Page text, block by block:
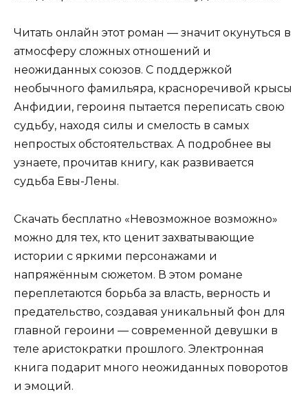
Читать онлайн этот роман — значит окунуться в
атмосферу сложных отношений и
неожиданных союзов. С поддержкой
необычного фамильяра, красноречивой крысы
Анфидии, героиня пытается переписать свою
судьбу, находя силы и смелость в самых
непростых обстоятельствах. А подробнее вы
узнаете, прочитав книгу, как развивается
судьба Евы-Лены.
Скачать бесплатно «Невозможное возможно»
можно для тех, кто ценит захватывающие
истории с яркими персонажами и
напряжённым сюжетом. В этом романе
переплетаются борьба за власть, верность и
предательство, создавая уникальный фон для
главной героини — современной девушки в
теле аристократки прошлого. Электронная
книга подарит много неожиданных поворотов
и эмоций.